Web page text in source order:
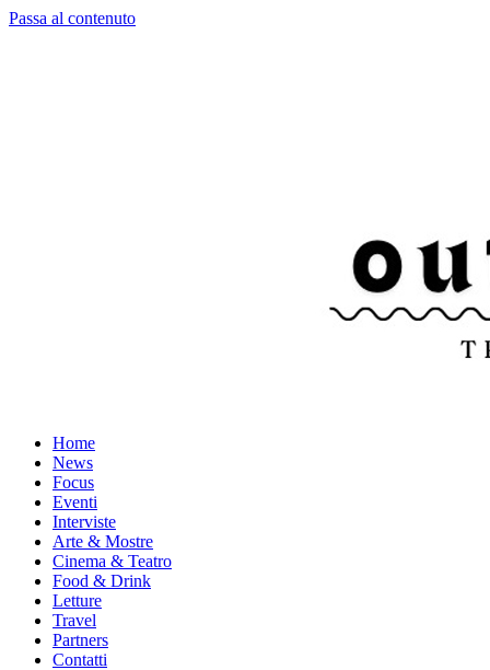
Passa al contenuto
Home
News
Focus
Eventi
Interviste
Arte & Mostre
Cinema & Teatro
Food & Drink
Letture
Travel
Partners
Contatti